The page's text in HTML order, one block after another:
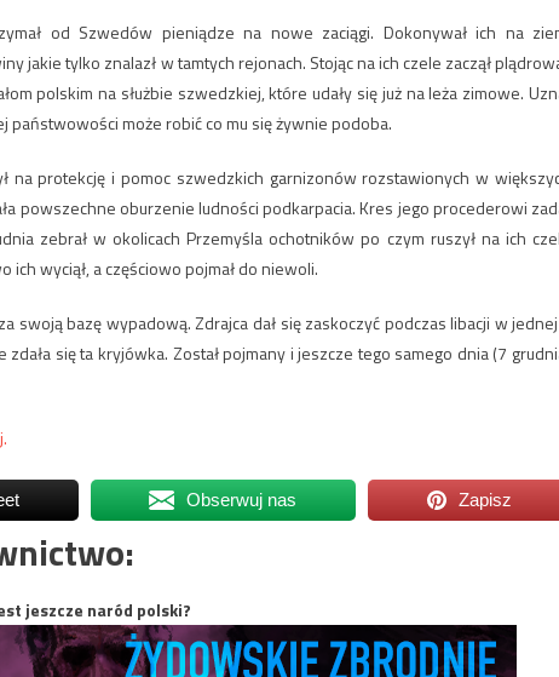
od Szwedów pieniądze na nowe zaciągi. Dokonywał ich na
jakie tylko znalazł w tamtych rejonach. Stojąc na ich czele zaczął
polskim na służbie szwedzkiej, które udały się już na leża zimowe.
państwowości może robić co mu się żywnie podoba.
na protekcję i pomoc szwedzkich garnizonów rozstawionych w
powszechne oburzenie ludności podkarpacia. Kres jego procederowi
zebrał w okolicach Przemyśla ochotników po czym ruszył na ich
wyciął, a częściowo pojmał do niewoli.
swoją bazę wypadową. Zdrajca dał się zaskoczyć podczas libacji w
się ta kryjówka. Został pojmany i jeszcze tego samego dnia (7
Obserwuj nas Zapisz
jeszcze naród polski?